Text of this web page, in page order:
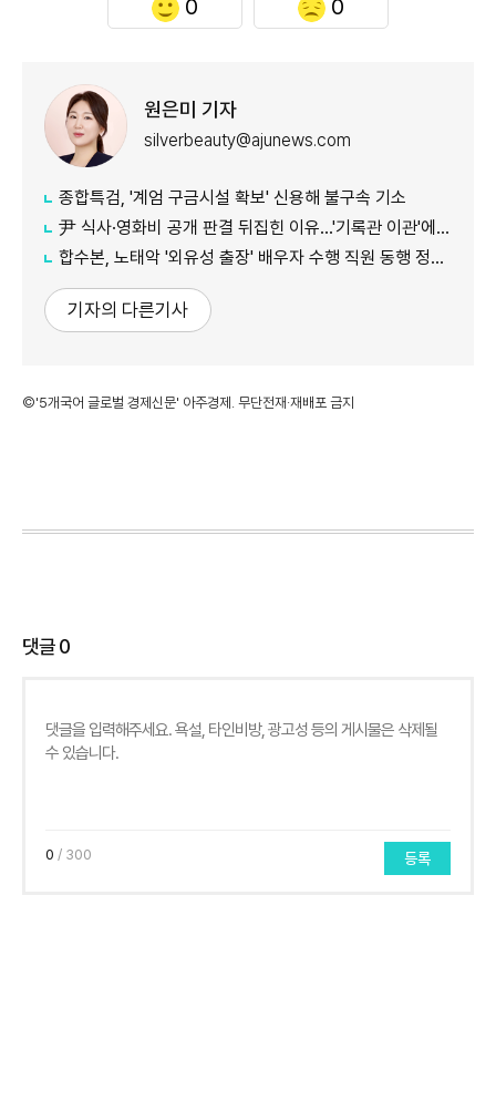
0 0
원은미 기자
silverbeauty@ajunews.com
종합특검, '계엄 구금시설 확보' 신용해 불구속 기소
尹 식사·영화비 공개 판결 뒤집힌 이유…'기록관 이관'에 소송 실익 쟁점
합수본, 노태악 '외유성 출장' 배우자 수행 직원 동행 정황 포착
기자의 다른기사
©'5개국어 글로벌 경제신문' 아주경제. 무단전재·재배포 금지
댓글0
0 / 300 등록